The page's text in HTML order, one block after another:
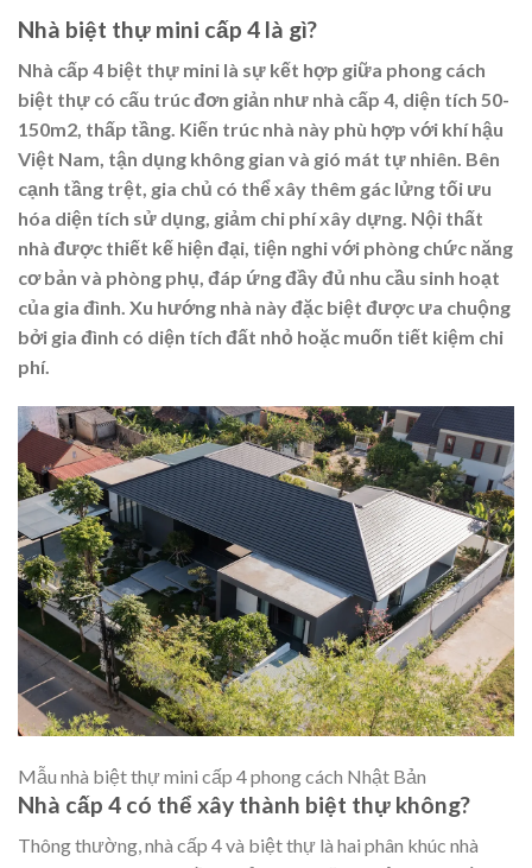
Nhà biệt thự mini cấp 4 là gì?
Nhà cấp 4 biệt thự mini là sự kết hợp giữa phong cách
biệt thự có cấu trúc đơn giản như nhà cấp 4, diện tích 50-
150m2, thấp tầng. Kiến trúc nhà này phù hợp với khí hậu
Việt Nam, tận dụng không gian và gió mát tự nhiên. Bên
cạnh tầng trệt, gia chủ có thể xây thêm gác lửng tối ưu
hóa diện tích sử dụng, giảm chi phí xây dựng. Nội thất
nhà được thiết kế hiện đại, tiện nghi với phòng chức năng
cơ bản và phòng phụ, đáp ứng đầy đủ nhu cầu sinh hoạt
của gia đình. Xu hướng nhà này đặc biệt được ưa chuộng
bởi gia đình có diện tích đất nhỏ hoặc muốn tiết kiệm chi
phí.
Mẫu nhà biệt thự mini cấp 4 phong cách Nhật Bản
Nhà cấp 4 có thể xây thành biệt thự không?
Thông thường, nhà cấp 4 và biệt thự là hai phân khúc nhà